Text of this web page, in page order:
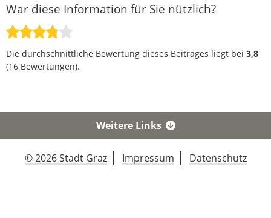
War diese Information für Sie nützlich?
Die durchschnittliche Bewertung dieses Beitrages liegt bei 3,8
(16 Bewertungen).
Weitere Links
© 2026 Stadt Graz Impressum Datenschutz